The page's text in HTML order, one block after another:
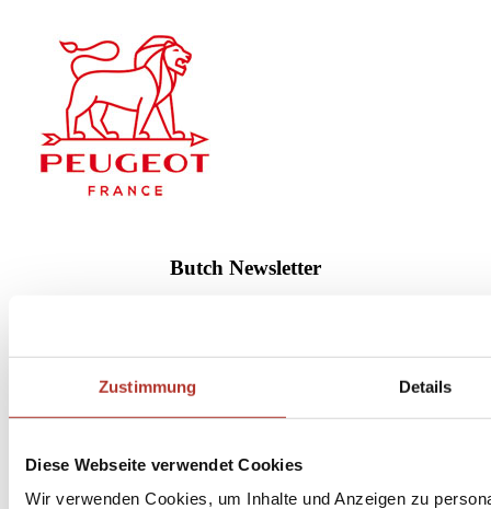
Zustimmung Details
Diese Webseite verwendet Cookies
Wir verwenden Cookies, um Inhalte und Anzeigen zu
Butch Newsletter